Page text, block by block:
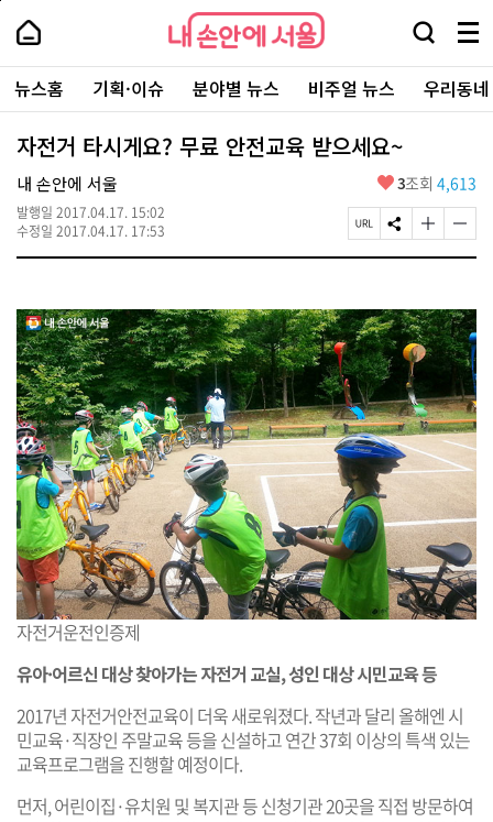
본
로
가
내
손
안
에
서
울
-
서
울
시
대
표
소
털
내
손
에
울
검
창
열
기
메
뉴
전
체
보
주
요
서
뉴스홈 기획·이슈 분야별 뉴스 비주얼 뉴스 우리동
자전거 타시게요? 무료 안전교육 받으세요~
내 손안에 서울
발행일 2017.04.17. 15:02
수정일 2017.04.17. 17:53
좋
요
3조회 4,613
페
이
R
L
복
사
S
N
유
하
기
글
자
크
게
변
경
기
글
자
작
게
변
경
하
기
자전거운전인증제
유아·어르신 대상 찾아가는 자전거 교실, 성인 대상 시민교육 등
2017년 자전거안전교육이 더욱 새로워졌다. 작년과 달리 올해엔 시
민교육·직장인 주말교육 등을 신설하고 연간 37회 이상의 특색 있는
교육프로그램을 진행할 예정이다.
먼저, 어린이집·유치원 및 복지관 등 신청기관 20곳을 직접 방문하여
페
상
단
로